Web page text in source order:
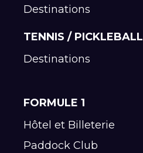
Destinations
TENNIS / PICKLEBALL
Destinations
FORMULE 1
Hôtel et Billeterie
Paddock Club